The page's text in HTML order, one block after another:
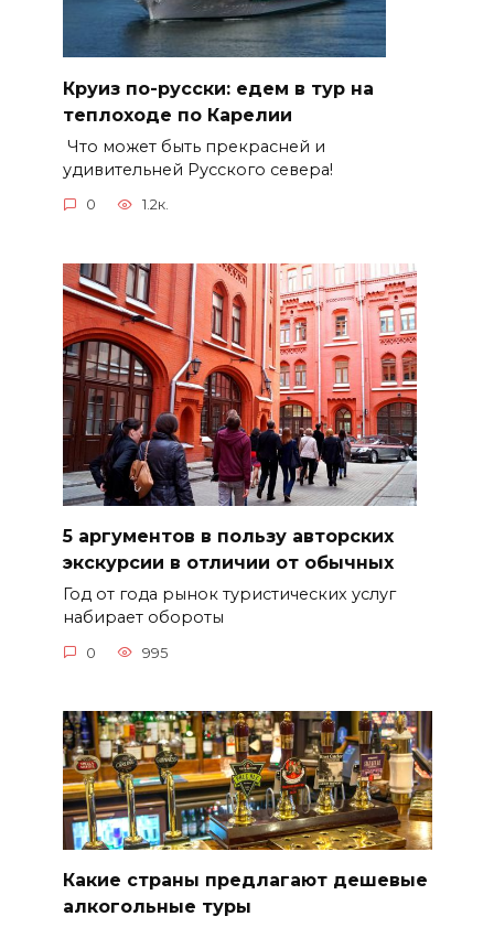
Круиз по-русски: едем в тур на
теплоходе по Карелии
Что может быть прекрасней и
удивительней Русского севера!
0 1.2к.
5 аргументов в пользу авторских
экскурсии в отличии от обычных
Год от года рынок туристических услуг
набирает обороты
0 995
Какие страны предлагают дешевые
алкогольные туры